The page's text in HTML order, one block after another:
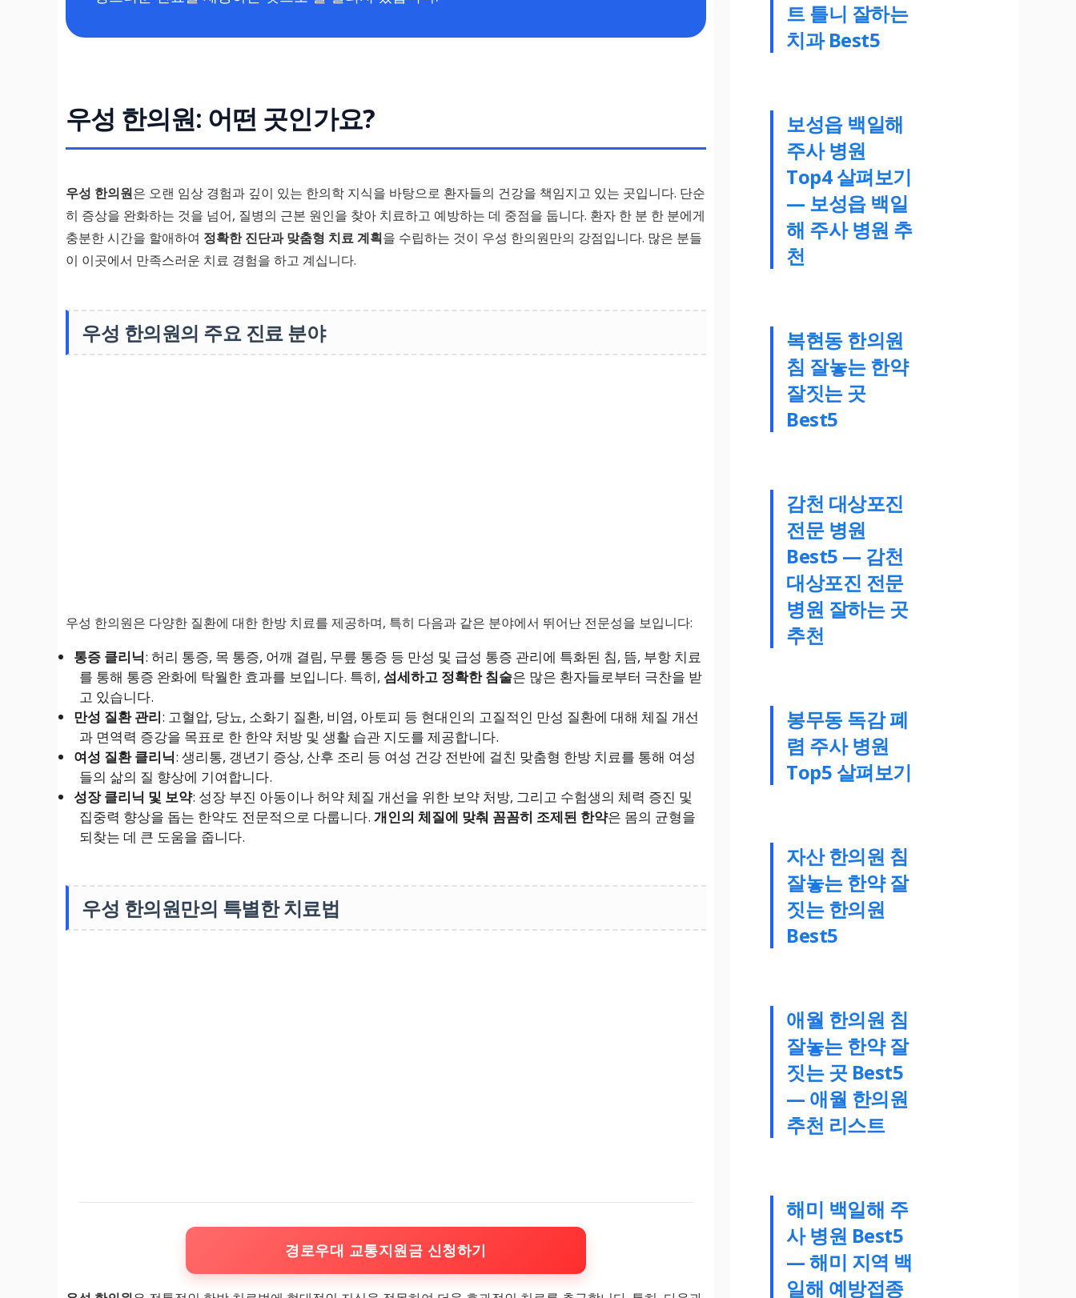
우성 한의원: 어떤 곳인가요?
우성 한의원은 오랜 임상 경험과 깊이 있는 한의학 지식을 바탕으로 환자들의 건강을 책임지고 있는 곳입니다. 단순
히 증상을 완화하는 것을 넘어, 질병의 근본 원인을 찾아 치료하고 예방하는 데 중점을 둡니다. 환자 한 분 한 분에게
충분한 시간을 할애하여 정확한 진단과 맞춤형 치료 계획을 수립하는 것이 우성 한의원만의 강점입니다. 많은 분들
이 이곳에서 만족스러운 치료 경험을 하고 계십니다.
우성 한의원의 주요 진료 분야
우성 한의원은 다양한 질환에 대한 한방 치료를 제공하며, 특히 다음과 같은 분야에서 뛰어난 전문성을 보입니다:
통증 클리닉: 허리 통증, 목 통증, 어깨 결림, 무릎 통증 등 만성 및 급성 통증 관리에 특화된 침, 뜸, 부항 치료
를 통해 통증 완화에 탁월한 효과를 보입니다. 특히, 섬세하고 정확한 침술은 많은 환자들로부터 극찬을 받
고 있습니다.
만성 질환 관리: 고혈압, 당뇨, 소화기 질환, 비염, 아토피 등 현대인의 고질적인 만성 질환에 대해 체질 개선
과 면역력 증강을 목표로 한 한약 처방 및 생활 습관 지도를 제공합니다.
여성 질환 클리닉: 생리통, 갱년기 증상, 산후 조리 등 여성 건강 전반에 걸친 맞춤형 한방 치료를 통해 여성
들의 삶의 질 향상에 기여합니다.
성장 클리닉 및 보약: 성장 부진 아동이나 허약 체질 개선을 위한 보약 처방, 그리고 수험생의 체력 증진 및
집중력 향상을 돕는 한약도 전문적으로 다룹니다. 개인의 체질에 맞춰 꼼꼼히 조제된 한약은 몸의 균형을
되찾는 데 큰 도움을 줍니다.
우성 한의원만의 특별한 치료법
경로우대 교통지원금 신청하기
트 틀니 잘하는
치과 Best5
보성읍 백일해
주사 병원
Top4 살펴보기
— 보성읍 백일
해 주사 병원 추
천
복현동 한의원
침 잘놓는 한약
잘짓는 곳
Best5
감천 대상포진
전문 병원
Best5 — 감천
대상포진 전문
병원 잘하는 곳
추천
봉무동 독감 폐
렴 주사 병원
Top5 살펴보기
자산 한의원 침
잘놓는 한약 잘
짓는 한의원
Best5
애월 한의원 침
잘놓는 한약 잘
짓는 곳 Best5
— 애월 한의원
추천 리스트
해미 백일해 주
사 병원 Best5
— 해미 지역 백
일해 예방접종